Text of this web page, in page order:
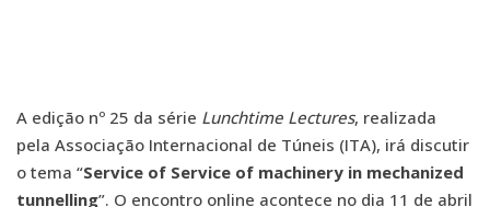
A edição nº 25 da série Lunchtime Lectures, realizada
pela Associação Internacional de Túneis (ITA), irá discutir
o tema “Service of Service of machinery in mechanized
tunnelling”. O encontro online acontece no dia 11 de abril